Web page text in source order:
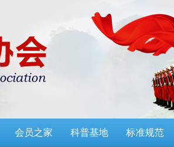
会员之家 科普基地 标准规范